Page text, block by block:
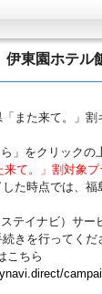
伊東園ホテル
「また来て。」
」をクリックの
来て。」割対象
た時点では、
テイナビ）サ
きを行ってくだ
こちら